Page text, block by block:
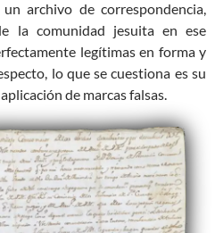
archivo de correspondencia,
la comunidad jesuita en ese
legítimas en forma y
lo que se cuestiona es su
de marcas falsas.